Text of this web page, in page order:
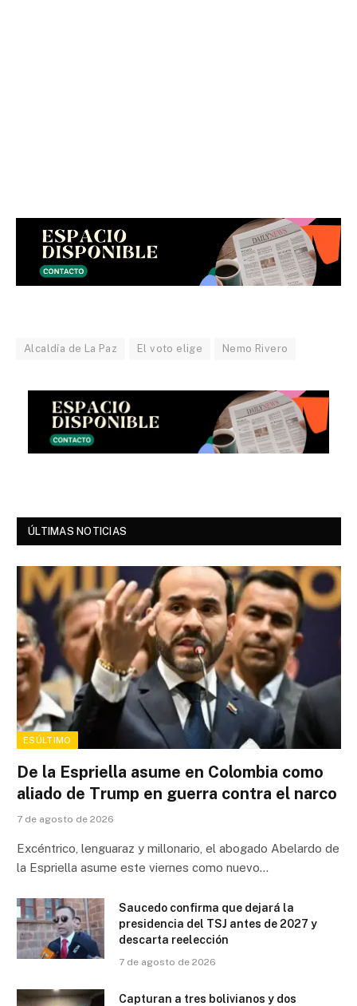
Alcaldía de La Paz El voto elige Nemo Rivero
ÚLTIMAS NOTICIAS
ESÚLTIMO
De la Espriella asume en Colombia como
aliado de Trump en guerra contra el narco
7 de agosto de 2026
Excéntrico, lenguaraz y millonario, el abogado Abelardo de
la Espriella asume este viernes como nuevo…
Saucedo confirma que dejará la
presidencia del TSJ antes de 2027 y
descarta reelección
7 de agosto de 2026
Capturan a tres bolivianos y dos